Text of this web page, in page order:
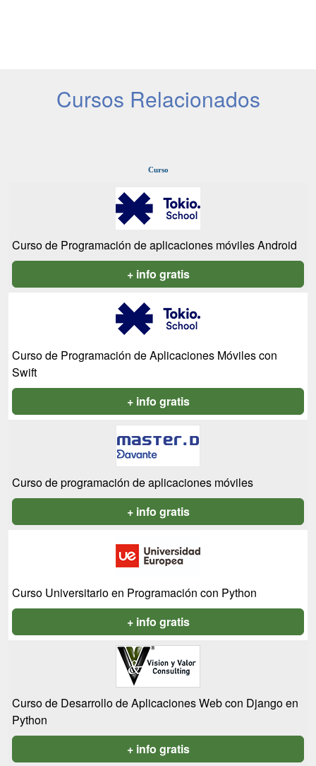
Cursos Relacionados
Curso
Curso de Programación de aplicaciones móviles Android
+ info gratis
Curso de Programación de Aplicaciones Móviles con
Swift
+ info gratis
Curso de programación de aplicaciones móviles
+ info gratis
Curso Universitario en Programación con Python
+ info gratis
Curso de Desarrollo de Aplicaciones Web con Django en
Python
+ info gratis